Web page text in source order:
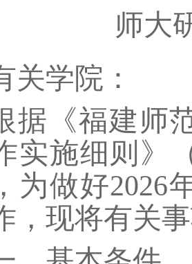
师大
关学院：
据《福建师
实施细则》
为做好2026
，现将有关